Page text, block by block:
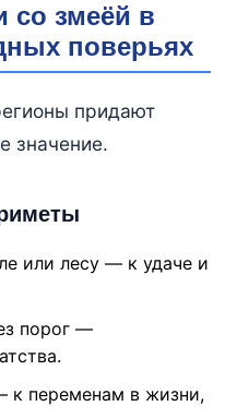
со змеёй в
поверьях
придают
значение.
или лесу — к удаче и
порог —
к переменам в жизни,